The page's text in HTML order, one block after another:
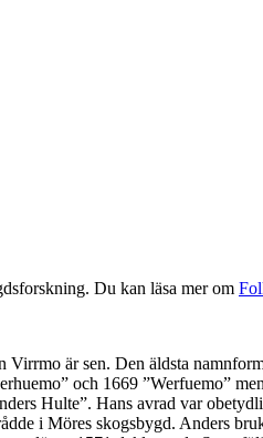
Du kan läsa mer om
Virrmo är sen. Den äldsta
och 1669 ”Werfuemo”
Hulte”. Hans avrad var
i Möres skogsbygd. Anders